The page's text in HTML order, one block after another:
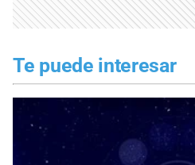
Te puede interesar